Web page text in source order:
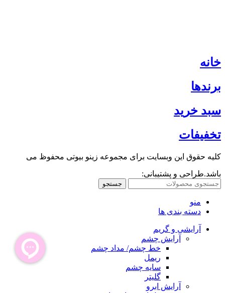
خانه
برندها
سبد خرید
تخفیفات
کلیه حقوق این وبسایت برای مجموعه زینو بیوتی محفوظ می
باشد.طراحی و پشتیبانی:
جستجو
منو
دسته بندی ها
آرایشی و گریم
آرایش چشم
خط چشم/ مداد چشم
ریمل
سایه چشم
گلیتر
آرایش ابرو